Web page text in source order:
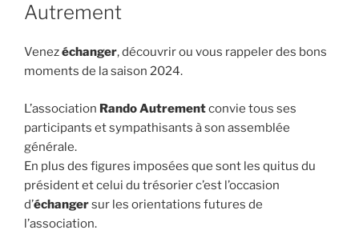
Autrement
Venezéchanger, découvrir ou vous rappeler des bons
moments de la saison 2024.
L’association Rando Autrementconvie tous ses
participants et sympathisants à son assemblée
générale.
En plus des figures imposées que sont les quitus du
président et celui du trésorier c’est l’occasion
d’échangersur les orientations futures de
l’association.